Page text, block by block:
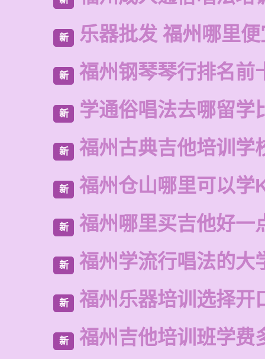
新 乐器批发 福州哪里
新 福州钢琴琴行排名前
新 学通俗唱法去哪留学
新 福州古典吉他培训学
新 福州仓山哪里可以学
新 福州哪里买吉他好一
新 福州学流行唱法的大
新 福州乐器培训选择开
新 福州吉他培训班学费